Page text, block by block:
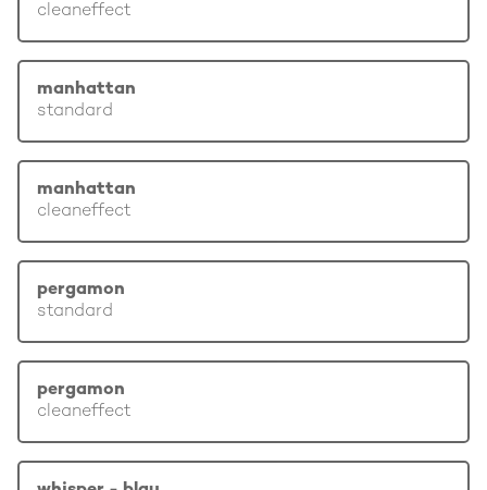
cleaneffect
manhattan
standard
manhattan
cleaneffect
pergamon
standard
pergamon
cleaneffect